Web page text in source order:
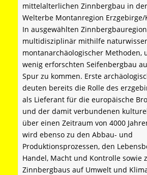
mittelalterlichen Zinnbergbau in der
Welterbe Montanregion Erzgebirge/
In ausgewählten
multidisziplinär mithilfe
montanarchäologischer Methoden,
wenig erforschten Seifenbergbau
Spur zu kommen. Erste
deuten bereits die Rolle des
als Lieferant für die europäische
und der damit verbundenen
über einen Zeitraum von 4000
wird ebenso zu den Abbau- und
Produktionsprozessen, den
Handel, Macht und Kontrolle sowie
Zinnbergbaus auf Umwelt und